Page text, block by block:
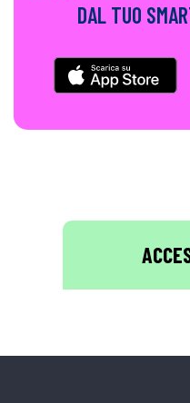
DAL TUO